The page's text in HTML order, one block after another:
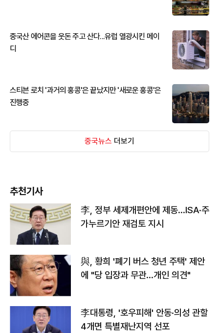
중국산 에어콘을 웃돈 주고 산다...유럽 열광시킨 메이
디
스티븐 로치 '과거의 홍콩'은 끝났지만 '새로운 홍콩'은
진행중
중국뉴스 더보기
추천기사
李, 정부 세제개편안에 제동…ISA·주
가누르기안 재검토 지시
與, 황희 '폐기 버스 청년 주택' 제안
에 "당 입장과 무관…개인 의견"
李대통령, '호우피해' 안동·의성 관할
4개면 특별재난지역 선포